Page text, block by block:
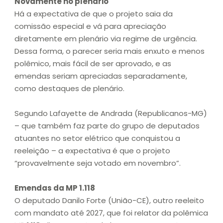
Há a expectativa de que o projeto saia da
comissão especial e vá para apreciação
diretamente em plenário via regime de urgência.
Dessa forma, o parecer seria mais enxuto e menos
polêmico, mais fácil de ser aprovado, e as
emendas seriam apreciadas separadamente,
como destaques de plenário.
Segundo Lafayette de Andrada (Republicanos-MG)
– que também faz parte do grupo de deputados
atuantes no setor elétrico que conquistou a
reeleição – a expectativa é que o projeto
“provavelmente seja votado em novembro”.
Emendas da MP 1.118
O deputado Danilo Forte (União-CE), outro reeleito
com mandato até 2027, que foi relator da polêmica